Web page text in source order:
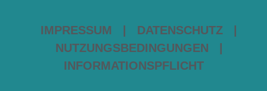
IMPRESSUM DATENSCHUTZ
NUTZUNGSBEDINGUNGEN
INFORMATIONSPFLICHT